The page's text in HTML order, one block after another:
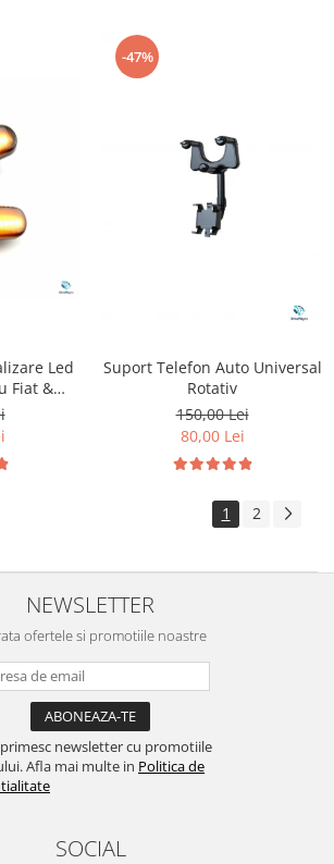
Led
Fiat &
-47%
Suport Telefon Auto Universal
Rotativ
150,00 Lei
80,00 Lei
1 2
NEWSLETTER
ofertele si promotiile noastre
newsletter cu promotiile
Afla mai multe in Politica de
SOCIAL